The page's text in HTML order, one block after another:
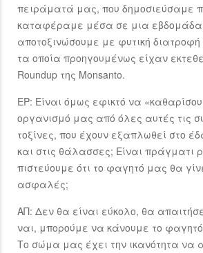
πειράματά μας, που δημοσιεύσαμε
καταφέραμε μέσα σε μια
αποτοξινώσουμε με φυτική
τα οποία προηγουμένως είχαν
Roundup της Monsanto.
ΕΡ: Είναι όμως εφικτό να
οργανισμό μας από όλες αυτές τις
τοξίνες, που έχουν εξαπλωθεί στο
και στις θάλασσες; Είναι πράγματι
πιστεύουμε ότι το φαγητό μας θα
ασφαλές;
ΑΠ: Δεν θα είναι εύκολο, θα
ναι, μπορούμε να κάνουμε το
Το σώμα μας έχει την ικανότητα να